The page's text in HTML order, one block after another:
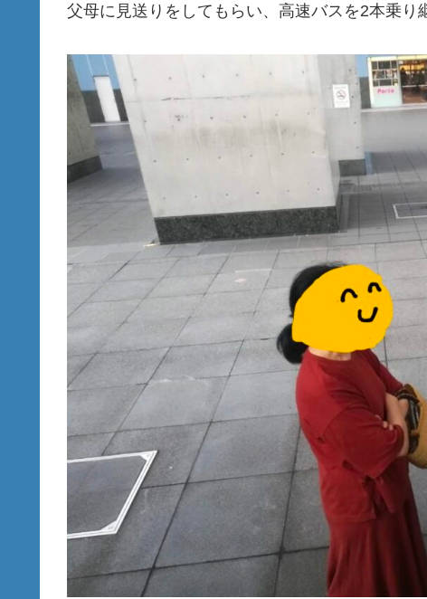
父母に見送りをしてもらい、高速バスを2本乗り